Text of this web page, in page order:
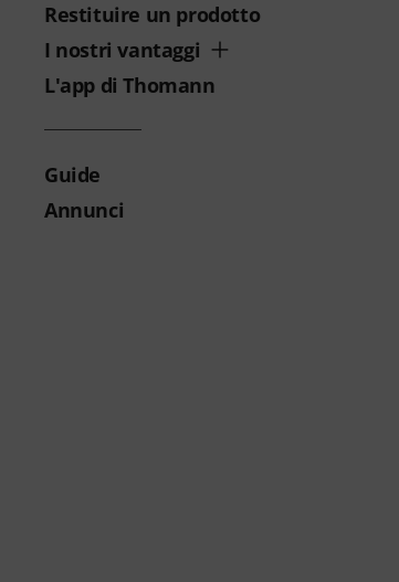
Restituire un prodotto
I nostri vantaggi
L'app di Thomann
Guide
Annunci